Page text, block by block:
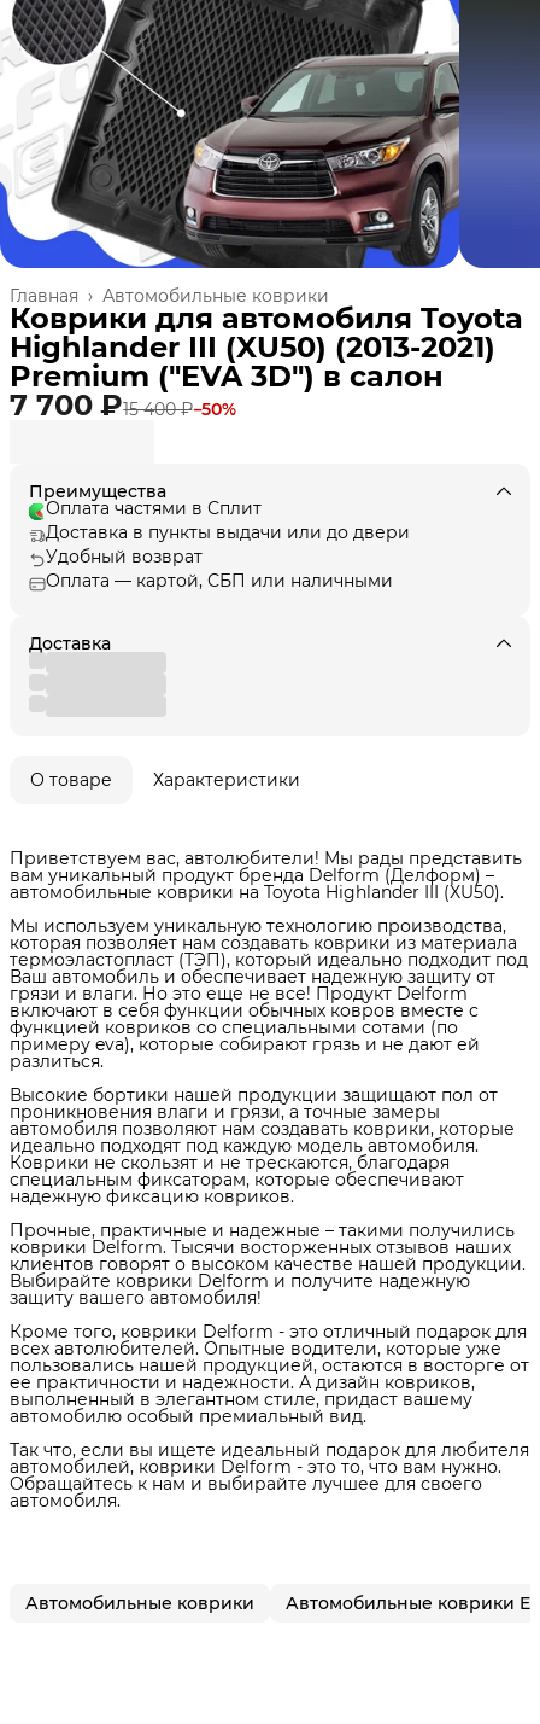
Автомобильные коврики
Главная ›
Коврики для автомобиля Toyota
Highlander III (XU50) (2013-2021)
Premium ("EVA 3D") в cалон
7 700 ₽15 400 ₽−50%
Преимущества
Оплата частями в Сплит
Доставка в пункты выдачи или до двери
Удобный возврат
Оплата — картой, СБП или наличными
Доставка
О товаре Характеристики
Приветствуем вас, автолюбители! Мы рады представить
вам уникальный продукт бренда Delform (Делформ) –
автомобильные коврики на Toyota Highlander III (XU50).
Мы используем уникальную технологию производства,
которая позволяет нам создавать коврики из материала
термоэластопласт (ТЭП), который идеально подходит под
Ваш автомобиль и обеспечивает надежную защиту от
грязи и влаги. Но это еще не все! Продукт Delform
включают в себя функции обычных ковров вместе с
функцией ковриков со специальными сотами (по
примеру eva), которые собирают грязь и не дают ей
разлиться.
Высокие бортики нашей продукции защищают пол от
проникновения влаги и грязи, а точные замеры
автомобиля позволяют нам создавать коврики, которые
идеально подходят под каждую модель автомобиля.
Коврики не скользят и не трескаются, благодаря
специальным фиксаторам, которые обеспечивают
надежную фиксацию ковриков.
Прочные, практичные и надежные – такими получились
коврики Delform. Тысячи восторженных отзывов наших
клиентов говорят о высоком качестве нашей продукции.
Выбирайте коврики Delform и получите надежную
защиту вашего автомобиля!
Кроме того, коврики Delform - это отличный подарок для
всех автолюбителей. Опытные водители, которые уже
пользовались нашей продукцией, остаются в восторге от
ее практичности и надежности. А дизайн ковриков,
выполненный в элегантном стиле, придаст вашему
автомобилю особый премиальный вид.
Так что, если вы ищете идеальный подарок для любителя
автомобилей, коврики Delform - это то, что вам нужно.
Обращайтесь к нам и выбирайте лучшее для своего
автомобиля.
Автомобильные коврики Автомобильные коврики